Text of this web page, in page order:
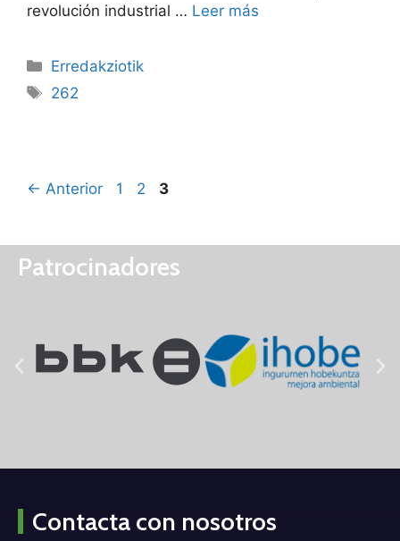
revolución industrial … Leer más
Erredakziotik
262
← Anterior 1 2 3
Patrocinadores
Contacta con nosotros